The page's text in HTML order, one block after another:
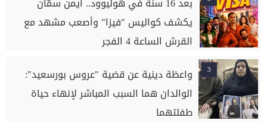
يكشف كواليس "فيزا" وأصعب مشهد مع
القرش الساعة 4 الفجر
3
واعظة دينية عن قضية "عروس بورسعيد":
الوالدان هما السبب المباشر لإنهاء حياة
طفلتهما